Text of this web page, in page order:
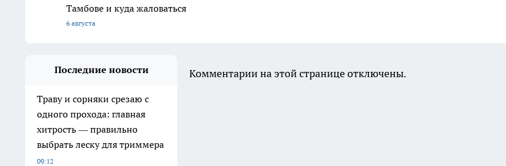
Тамбове и куда жаловаться
6 августа
Последние новости
Траву и сорняки срезаю с
одного прохода: главная
хитрость — правильно
выбрать леску для триммера
09:12
Комментарии на этой странице отключены.